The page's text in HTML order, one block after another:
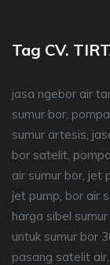
Tag CV.
jasa ngebor air
sumur bor,
sumur artesis,
bor satelit,
air sumur bor, jet
jet pump, bor air
harga sibel
untuk sumur bor
pasang satelit